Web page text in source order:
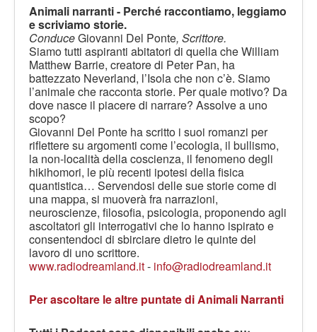
Animali narranti - Perché raccontiamo, leggiamo
e scriviamo storie.
ConduceGiovanni Del Ponte, Scrittore.
Siamo tutti aspiranti abitatori di quella che William
Matthew Barrie, creatore di Peter Pan, ha
battezzato Neverland, l’Isola che non c’è. Siamo
l’animale che racconta storie. Per quale motivo? Da
dove nasce il piacere di narrare? Assolve a uno
scopo?
Giovanni Del Ponte ha scritto i suoi romanzi per
riflettere su argomenti come l’ecologia, il bullismo,
la non-località della coscienza, il fenomeno degli
hikihomori, le più recenti ipotesi della fisica
quantistica… Servendosi delle sue storie come di
una mappa, si muoverà fra narrazioni,
neuroscienze, filosofia, psicologia, proponendo agli
ascoltatori gli interrogativi che lo hanno ispirato e
consentendoci di sbirciare dietro le quinte del
lavoro di uno scrittore.
www.radiodreamland.it- info@radiodreamland.it
Per ascoltare le altre puntate di Animali Narranti